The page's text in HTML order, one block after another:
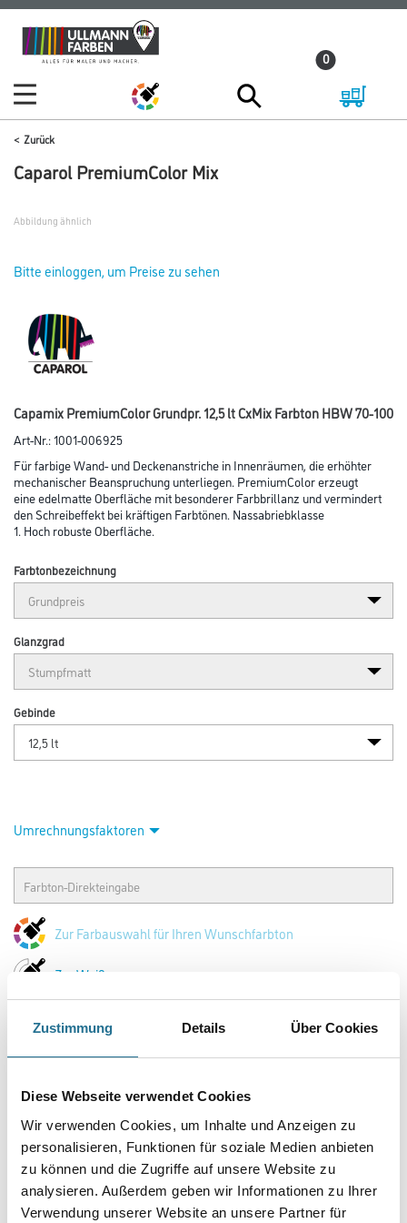
Zustimmung Details Über Cookies
Diese Webseite verwendet Cookies
Wir verwenden Cookies, um Inhalte und Anzeigen zu
personalisieren, Funktionen für soziale Medien anbieten
zu können und die Zugriffe auf unsere Website zu
analysieren. Außerdem geben wir Informationen zu Ihrer
Verwendung unserer Website an unsere Partner für
Zum
Inhalt
Zum
Navigationsmenü
0
Zurück
Caparol PremiumColor Mix
Abbildung ähnlich
Bitte einloggen, um Preise zu sehen
Capamix PremiumColor Grundpr. 12,5 lt CxMix Farbton HBW 70-100
Art-Nr.:1001-006925
Für farbige Wand- und Deckenanstriche in Innenräumen, die erhöhter
mechanischer Beanspruchung unterliegen. PremiumColor erzeugt
eine edelmatte Oberfläche mit besonderer Farbbrillanz und vermindert
den Schreibeffekt bei kräftigen Farbtönen. Nassabriebklasse
1. Hoch robuste Oberfläche.
Farbtonbezeichnung
Glanzgrad
Gebinde
Umrechnungsfaktoren
Zur Farbauswahl für Ihren Wunschfarbton
Zur Weißware
PRODUKTEIGENSCHAFTEN